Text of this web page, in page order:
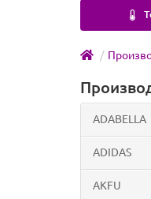
ADABELLA
ADIDAS
AKFU